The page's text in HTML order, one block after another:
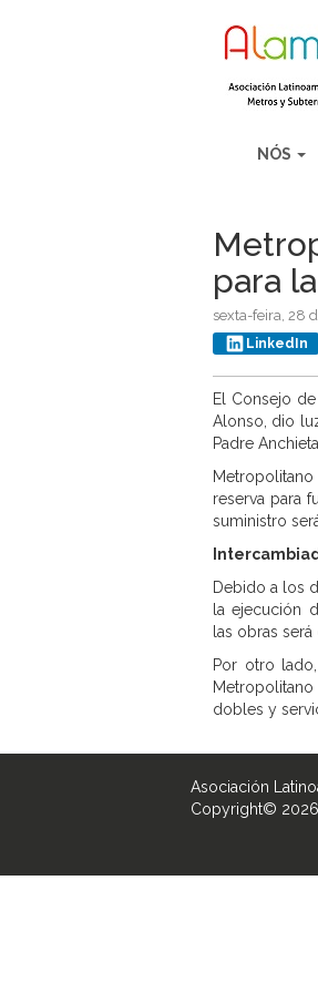
NÓS
para
sexta-feira, 28
LinkedIn
El Consejo
Alonso, dio
Padre
reserva para
suministro
Debido a los
la ejecución
las obras
Por otro
dobles y
Asociación
Copyright© 2026